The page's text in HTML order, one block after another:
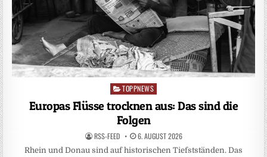
Posted
TOPPNEWS
Europas Flüsse trocknen aus: Das sind die
Folgen
RSS-FEED 6. AUGUST 2026
Rhein und Donau sind auf historischen Tiefstständen. Das